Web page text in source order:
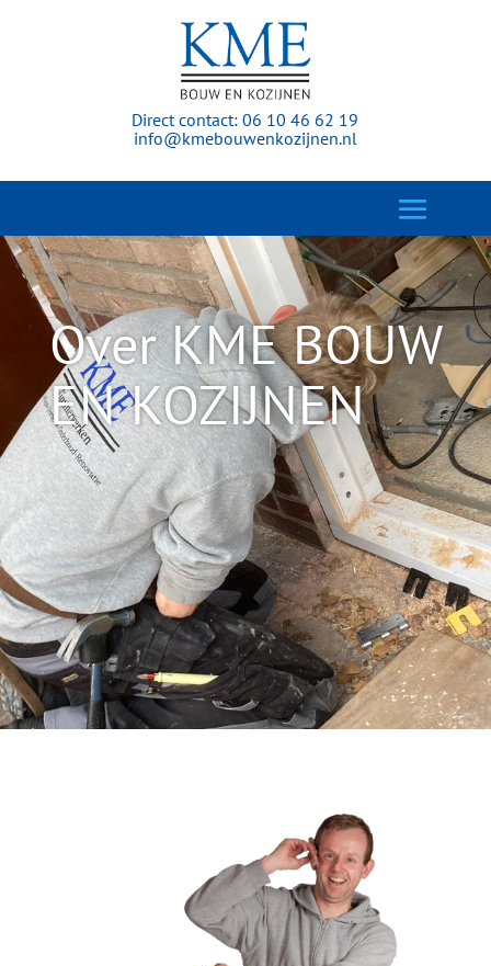
Direct contact:06 10 46 62 19
info@kmebouwenkozijnen.nl
Over KME BOUW
EN KOZIJNEN